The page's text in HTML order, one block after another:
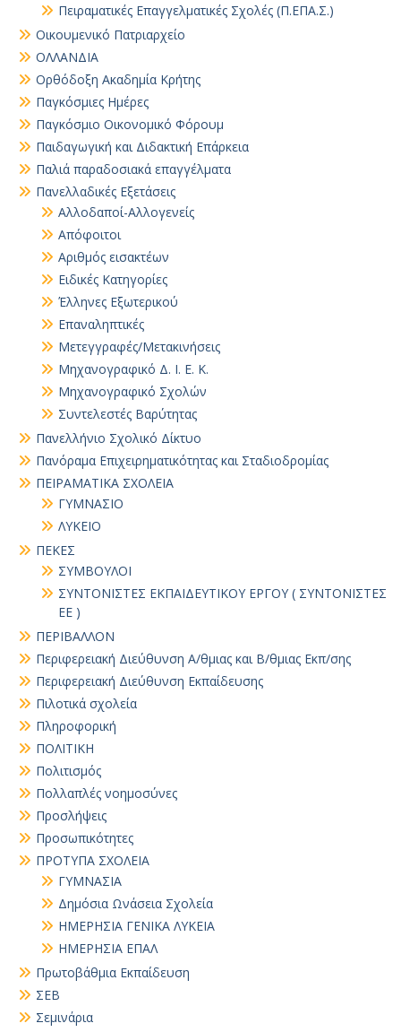
Πειραματικές Επαγγελματικές Σχολές (Π.ΕΠΑ.Σ.)
Οικουμενικό Πατριαρχείο
ΟΛΛΑΝΔΙΑ
Ορθόδοξη Ακαδημία Κρήτης
Παγκόσμιες Ημέρες
Παγκόσμιο Οικονομικό Φόρουμ
Παιδαγωγική και Διδακτική Επάρκεια
Παλιά παραδοσιακά επαγγέλματα
Πανελλαδικές Εξετάσεις
Αλλοδαποί-Αλλογενείς
Απόφοιτοι
Αριθμός εισακτέων
Ειδικές Κατηγορίες
Έλληνες Εξωτερικού
Επαναληπτικές
Μετεγγραφές/Μετακινήσεις
Μηχανογραφικό Δ. Ι. Ε. Κ.
Μηχανογραφικό Σχολών
Συντελεστές Βαρύτητας
Πανελλήνιο Σχολικό Δίκτυο
Πανόραμα Επιχειρηματικότητας και Σταδιοδρομίας
ΠΕΙΡΑΜΑΤΙΚΑ ΣΧΟΛΕΙΑ
ΓΥΜΝΑΣΙΟ
ΛΥΚΕΙΟ
ΠΕΚΕΣ
ΣΥΜΒΟΥΛΟΙ
ΣΥΝΤΟΝΙΣΤΕΣ ΕΚΠΑΙΔΕΥΤΙΚΟΥ ΕΡΓΟΥ ( ΣΥΝΤΟΝΙΣΤΕΣ
ΕΕ )
ΠΕΡΙΒΑΛΛΟΝ
Περιφερειακή Διεύθυνση Α/θμιας και Β/θμιας Εκπ/σης
Περιφερειακή Διεύθυνση Εκπαίδευσης
Πιλοτικά σχολεία
Πληροφορική
ΠΟΛΙΤΙΚΗ
Πολιτισμός
Πολλαπλές νοημοσύνες
Προσλήψεις
Προσωπικότητες
ΠΡΟΤΥΠΑ ΣΧΟΛΕΙΑ
ΓΥΜΝΑΣΙΑ
Δημόσια Ωνάσεια Σχολεία
ΗΜΕΡΗΣΙΑ ΓΕΝΙΚΑ ΛΥΚΕΙΑ
ΗΜΕΡΗΣΙΑ ΕΠΑΛ
Πρωτοβάθμια Εκπαίδευση
ΣΕΒ
Σεμινάρια